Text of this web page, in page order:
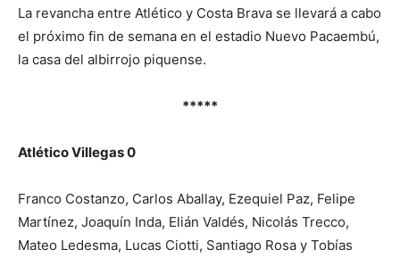
La revancha entre Atlético y Costa Brava se llevará a cabo
el próximo fin de semana en el estadio Nuevo Pacaembú,
la casa del albirrojo piquense.
*****
Atlético Villegas 0
Franco Costanzo, Carlos Aballay, Ezequiel Paz, Felipe
Martínez, Joaquín Inda, Elián Valdés, Nicolás Trecco,
Mateo Ledesma, Lucas Ciotti, Santiago Rosa y Tobías